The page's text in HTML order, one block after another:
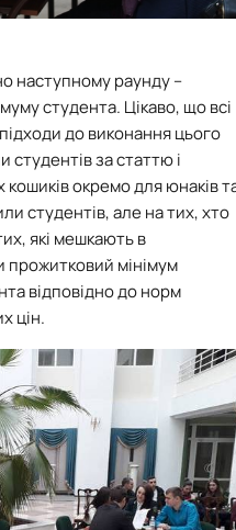
наступному раунду –
студента. Цікаво, що всі
до виконання цього
студентів за статтю і
окремо для юнаків
студентів, але на тих, хто
які мешкають в
прожитковий мінімум
відповідно до норм
цін.